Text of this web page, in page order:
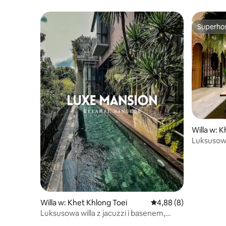
Willa w: Khet Khlong Toei Średnia ocena: 4,88
4,88 (8)
Luksusowa willa z jacuzzi i basenem,
Willa w: